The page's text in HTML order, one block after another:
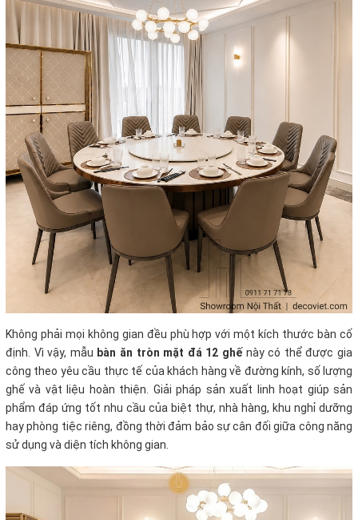
Không phải mọi không gian đều phù hợp với một kích thước bàn cố
định. Vì vậy, mẫu bàn ăn tròn mặt đá 12 ghế này có thể được gia
công theo yêu cầu thực tế của khách hàng về đường kính, số lượng
ghế và vật liệu hoàn thiện. Giải pháp sản xuất linh hoạt giúp sản
phẩm đáp ứng tốt nhu cầu của biệt thự, nhà hàng, khu nghỉ dưỡng
hay phòng tiệc riêng, đồng thời đảm bảo sự cân đối giữa công năng
sử dụng và diện tích không gian.